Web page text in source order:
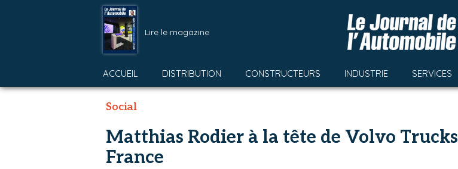
Lire le magazine
ACCUEIL DISTRIBUTION CONSTRUCTEURS INDUSTRIE SERVICES
Social
Matthias Rodier à la tête de Volvo Trucks
France